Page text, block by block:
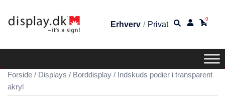
Erhverv / Privat
0
Forside / Displays / Borddisplay / Indskuds podier i transparent
akryl